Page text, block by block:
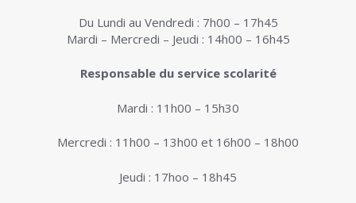
Du Lundi au Vendredi : 7h00 – 17h45
Mardi – Mercredi – Jeudi : 14h00 – 16h45
Responsable du service scolarité
Mardi : 11h00 – 15h30
Mercredi : 11h00 – 13h00 et 16h00 – 18h00
Jeudi : 17hoo – 18h45